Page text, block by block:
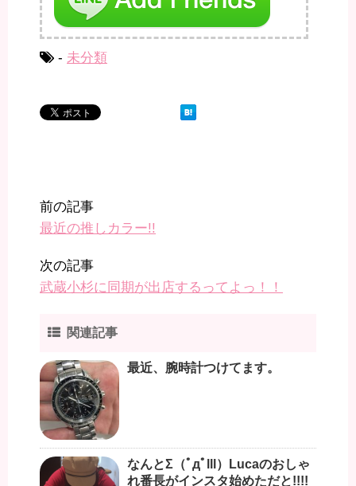
- 未分類
前の記事
最近の推しカラー!!
次の記事
武蔵小杉に同期が出店するってよっ！！
関連記事
最近、腕時計つけてます。
なんとΣ（ﾟдﾟlll）Lucaのおしゃ
れ番長がインスタ始めただと!!!!